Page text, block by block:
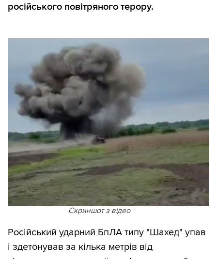
російського повітряного терору.
Скриншот з відео
Російський ударний БпЛА типу "Шахед" упав
і здетонував за кілька метрів від